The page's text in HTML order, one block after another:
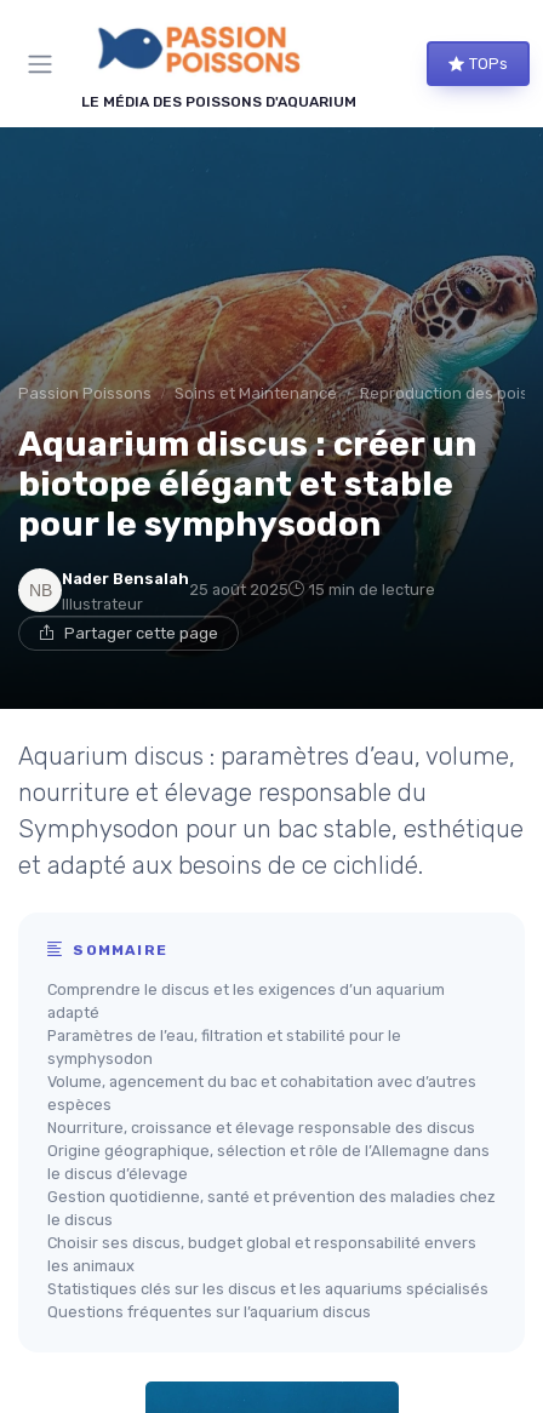
LE MÉDIA DES POISSONS D'AQUARIUM
TOPs
Passion Poissons Soins et Maintenance Reproduction des
Aquarium discus : créer un
biotope élégant et stable
pour le symphysodon
Nader Bensalah
Illustrateur
25 août 2025 15 min de lecture
Partager cette page
Aquarium discus : paramètres d’eau, volume,
nourriture et élevage responsable du
Symphysodon pour un bac stable, esthétique
et adapté aux besoins de ce cichlidé.
SOMMAIRE
Comprendre le discus et les exigences d’un aquarium
adapté
Paramètres de l’eau, filtration et stabilité pour le
symphysodon
Volume, agencement du bac et cohabitation avec d’autres
espèces
Nourriture, croissance et élevage responsable des discus
Origine géographique, sélection et rôle de l’Allemagne dans
le discus d’élevage
Gestion quotidienne, santé et prévention des maladies chez
le discus
Choisir ses discus, budget global et responsabilité envers
les animaux
Statistiques clés sur les discus et les aquariums spécialisés
Questions fréquentes sur l’aquarium discus